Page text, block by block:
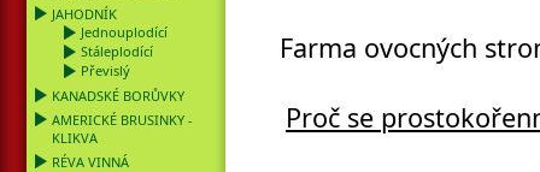
JAHODNÍK
Jednouplodící
Stáleplodící
Převislý
KANADSKÉ BORŮVKY
AMERICKÉ BRUSINKY -
KLIKVA
RÉVA VINNÁ
Farma ovocných
Proč se